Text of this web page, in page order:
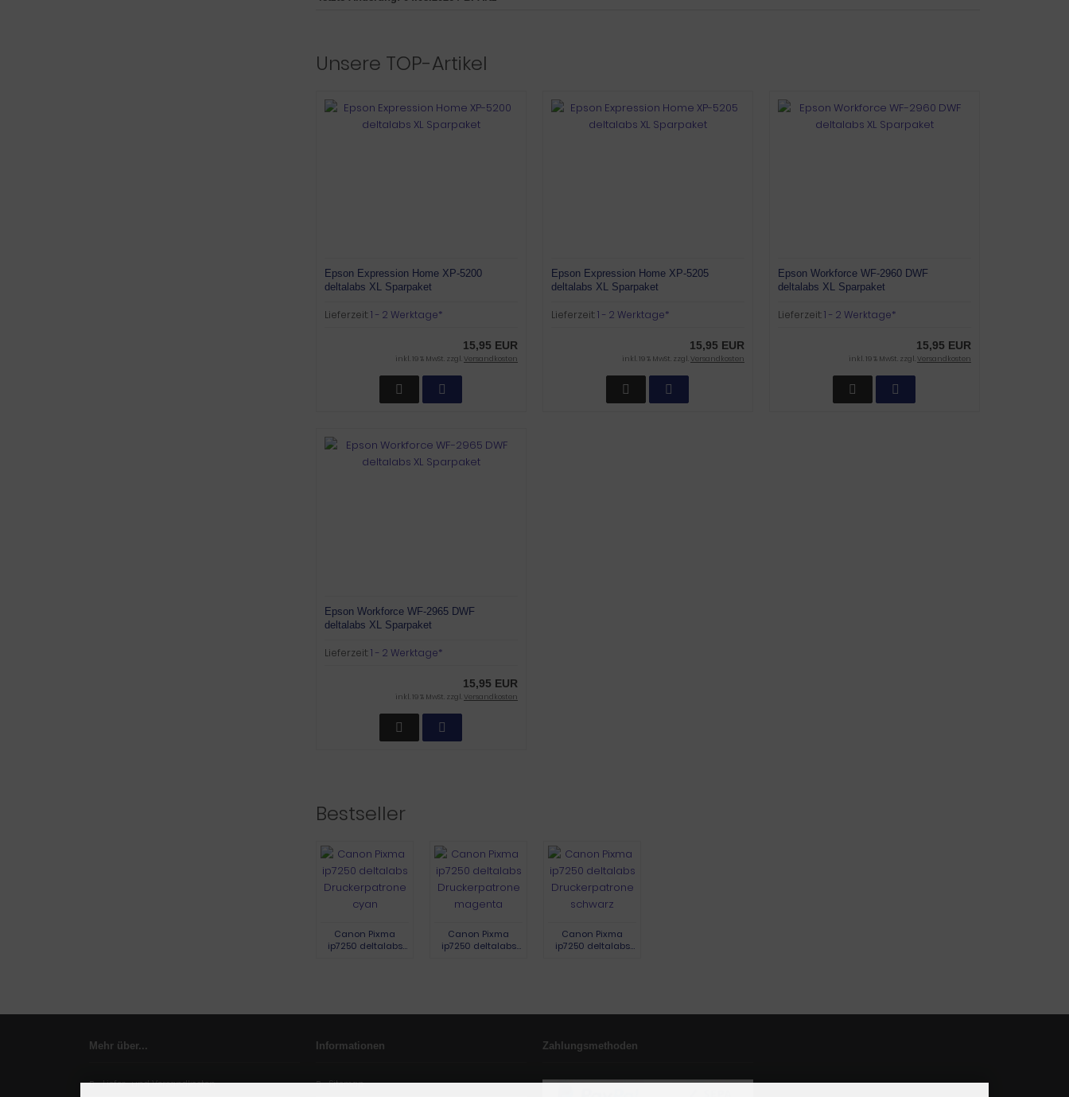
Unsere TOP-Artikel
Epson Expression Home XP-5200
deltalabs XL Sparpaket
Lieferzeit:1 - 2 Werktage*
15,95 EUR
inkl. 19 % MwSt. zzgl.Versandkosten
Epson Expression Home XP-5205
deltalabs XL Sparpaket
Lieferzeit:1 - 2 Werktage*
15,95 EUR
inkl. 19 % MwSt. zzgl.Versandkosten
Epson Workforce WF-2960 DWF
deltalabs XL Sparpaket
Lieferzeit:1 - 2 Werktage*
15,95 EUR
inkl. 19 % MwSt. zzgl.Versandkosten
Epson Workforce WF-2965 DWF
deltalabs XL Sparpaket
Lieferzeit:1 - 2 Werktage*
15,95 EUR
inkl. 19 % MwSt. zzgl.Versandkosten
Bestseller
Canon Pixma
ip7250 deltalabs
Canon Pixma
ip7250 deltalabs
Canon Pixma
ip7250 deltalabs
Mehr über...
Liefer- und Versandkosten
Informationen
Sitemap
Zahlungsmethoden